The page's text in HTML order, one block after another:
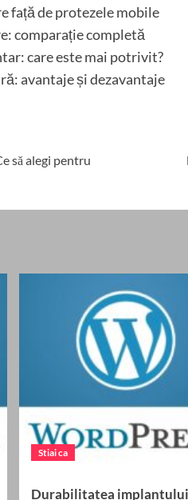
față de protezele mobile
comparație completă
care este mai potrivit?
avantaje și dezavantaje
să alegi pentru
Stiai ca
Durabilitatea implantului